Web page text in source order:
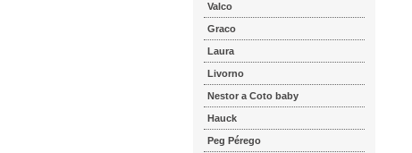
Valco
Graco
Laura
Livorno
Nestor a Coto baby
Hauck
Peg Pérego